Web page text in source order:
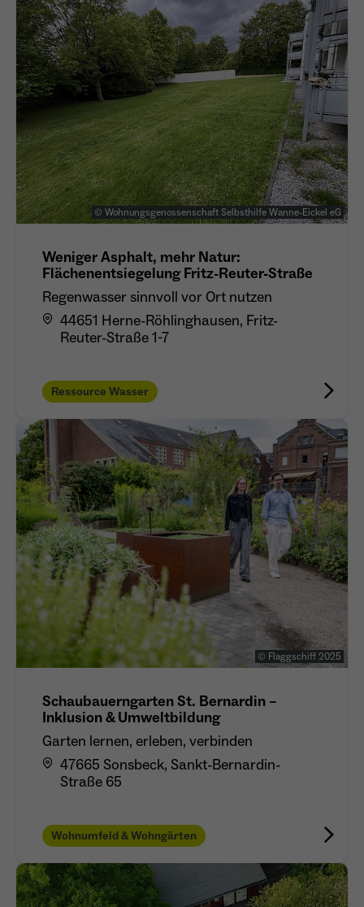
© Wohnungsgenossenschaft Selbsthilfe Wanne-Eickel eG
Weniger Asphalt, mehr Natur:
Flächenentsiegelung Fritz-Reuter-Straße
Regenwasser sinnvoll vor Ort nutzen
44651 Herne-Röhlinghausen, Fritz-
Reuter-Straße 1-7
Ressource Wasser
© Flaggschiff 2025
Schaubauerngarten St. Bernardin –
Inklusion & Umweltbildung
Garten lernen, erleben, verbinden
47665 Sonsbeck, Sankt-Bernardin-
Straße 65
Wohnumfeld & Wohngärten